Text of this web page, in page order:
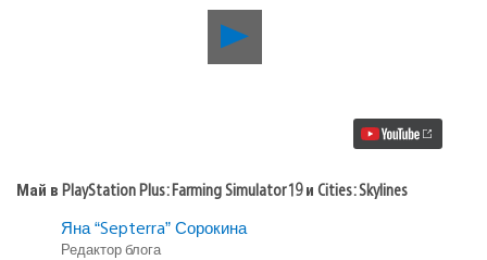
Май
19
Май в PlayStation Plus: Farming Simulator 19 и Cities: Skylines
Яна “Septerra” Сорокина
Редактор блога